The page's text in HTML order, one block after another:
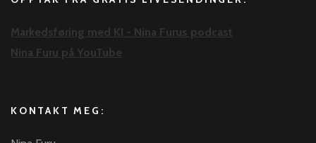
Markedsføring med KI - Nina Furus podcast
Nina Furu på YouTube
KONTAKT MEG: